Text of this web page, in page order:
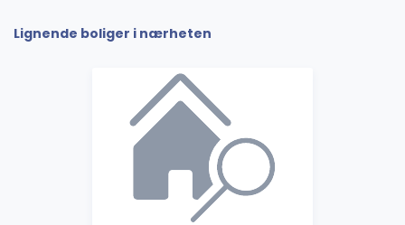
Lignende boliger i nærheten